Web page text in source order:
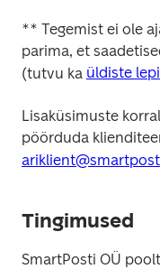
** Tegemist ei ole
parima, et
(tutvu ka üldiste
Lisaküsimuste
Tingimused
SmartPosti OÜ